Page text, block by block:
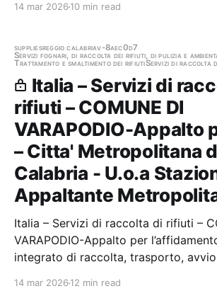
14 mar 2026 10 min read
suppliesreggio calabriav-8aec0d7
Servizi fognari, di raccolta dei rifiuti, di pulizia e
Trattamento e smaltimento dei rifiutiServizi di raccolta
Italia – Servizi di
rifiuti – COMUNE DI
VARAPODIO-Appalto
– Citta' Metropolitana
Calabria - U.o.a
Appaltante
Italia – Servizi di raccolta di rifiuti –
VARAPODIO-Appalto per
integrato di raccolta, trasporto,
14 mar 2026 12 min read